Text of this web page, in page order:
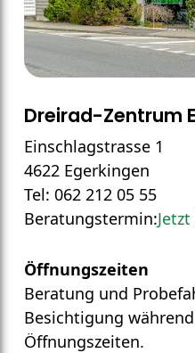
Dreirad-Zentrum
Einschlagstrasse 1
4622 Egerkingen
Tel: 062 212 05 55
Beratungstermin:
Öffnungszeiten
Beratung und
Besichtigung
Öffnungszeiten.